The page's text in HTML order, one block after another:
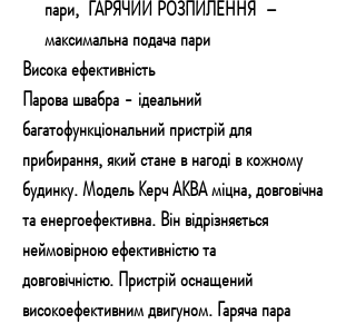
пари, ГАРЯЧИЙ РОЗПИЛЕННЯ –
максимальна подача пари
Висока ефективність
Парова швабра - ідеальний
багатофункціональний пристрій для
прибирання, який стане в нагоді в кожному
будинку. Модель Керч АКВА міцна, довговічна
та енергоефективна. Він відрізняється
неймовірною ефективністю та
довговічністю. Пристрій оснащений
високоефективним двигуном. Гаряча пара